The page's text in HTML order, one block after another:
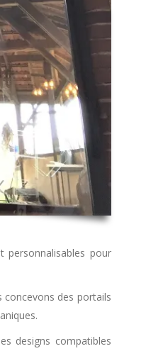
personnalisables pour
concevons des portails
designs compatibles